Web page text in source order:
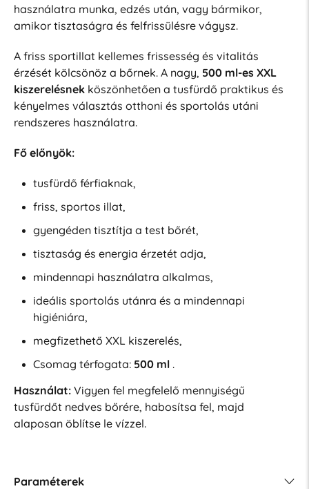
használatra munka, edzés után, vagy bármikor,
amikor tisztaságra és felfrissülésre vágysz.
A friss sportillat kellemes frissesség és vitalitás
érzését kölcsönöz a bőrnek. A nagy, 500 ml-es XXL
kiszerelésnekköszönhetően a tusfürdő praktikus és
kényelmes választás otthoni és sportolás utáni
rendszeres használatra.
Fő előnyök:
tusfürdő férfiaknak,
friss, sportos illat,
gyengéden tisztítja a test bőrét,
tisztaság és energia érzetét adja,
mindennapi használatra alkalmas,
ideális sportolás utánra és a mindennapi
higiéniára,
megfizethető XXL kiszerelés,
Csomag térfogata: 500 ml.
Használat:Vigyen fel megfelelő mennyiségű
tusfürdőt nedves bőrére, habosítsa fel, majd
alaposan öblítse le vízzel.
Paraméterek